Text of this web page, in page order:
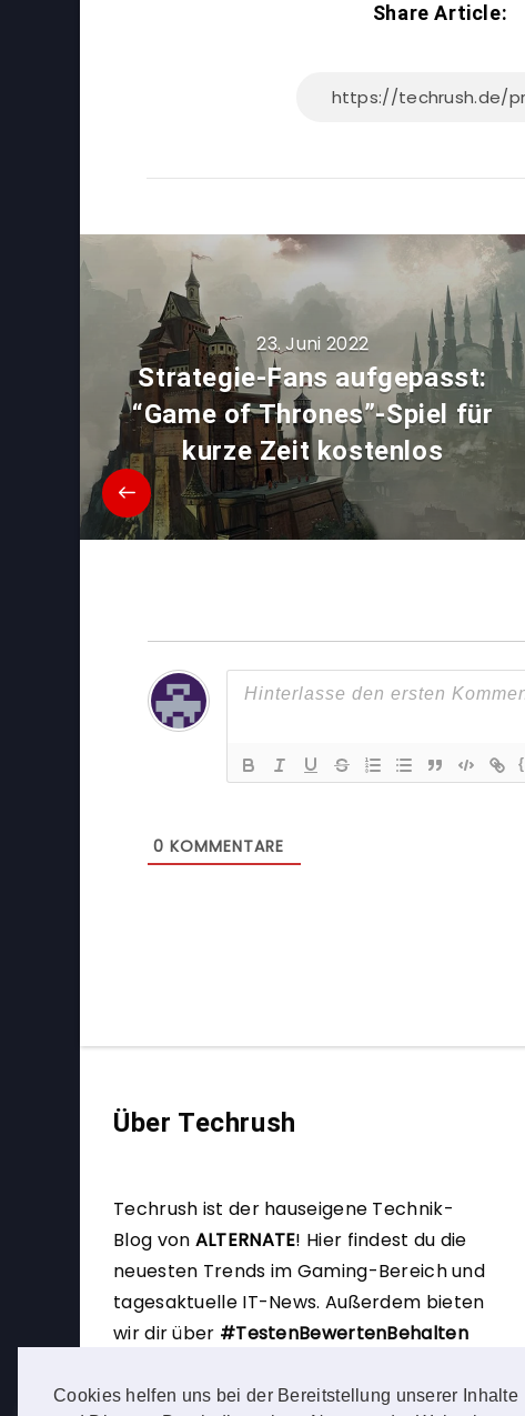
Cookies helfen uns bei der Bereitstellung unserer Inhalte
Share Article:
23. Juni 2022
Strategie-Fans aufgepasst:
“Game of Thrones”-Spiel für
kurze Zeit kostenlos
0 KOMMENTARE
Über Techrush
Techrush ist der hauseigene Technik-
Blog von ALTERNATE! Hier findest du die
neuesten Trends im Gaming-Bereich und
tagesaktuelle IT-News. Außerdem bieten
wir dir über #TestenBewertenBehalten
werden.